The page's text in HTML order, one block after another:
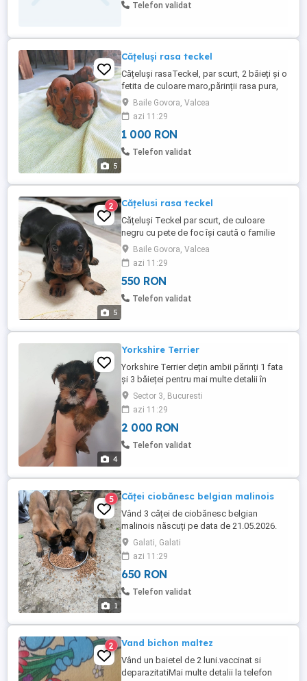
Telefon validat
5
Cățeluși rasa teckel
Cățeluși rasaTeckel, par scurt, 2 băieți și o
fetita de culoare maro,părinții rasa pura,
își caută o familie iubitoare!
Baile Govora, Valcea
azi 11:29
1 000 RON
Telefon validat
5
2 Cățelusi rasa teckel
Cățeluși Teckel par scurt, de culoare
negru cu pete de foc își caută o familie
iubitoare!
Baile Govora, Valcea
azi 11:29
550 RON
Telefon validat
4
Yorkshire Terrier
Yorkshire Terrier dețin ambii părinți 1 fata
și 3 băieței pentru mai multe detalii în
privat!Sector 3, Bucuresti
azi 11:29
2 000 RON
Telefon validat
1
5 Căței ciobănesc belgian malinois
Vând 3 căței de ciobănesc belgian
malinois născuți pe data de 21.05.2026.
Sunt 2 femele și un mascul cu carnet de
sănătate și prin primul vaccin
Galati, Galati
azi 11:29
650 RON
Telefon validat
2 Vand bichon maltez
Vând un baietel de 2 luni.vaccinat si
deparazitatiMai multe detalii la telefon